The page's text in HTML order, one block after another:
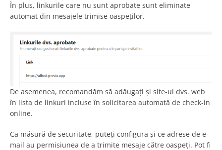
În plus, linkurile care nu sunt aprobate sunt eliminate
automat din mesajele trimise oaspeților.
De asemenea, recomandăm să adăugați și site-ul dvs. web
în lista de linkuri incluse în solicitarea automată de check-in
online.
Ca măsură de securitate, puteți configura și ce adrese de e-
mail au permisiunea de a trimite mesaje către oaspeți. Pot fi